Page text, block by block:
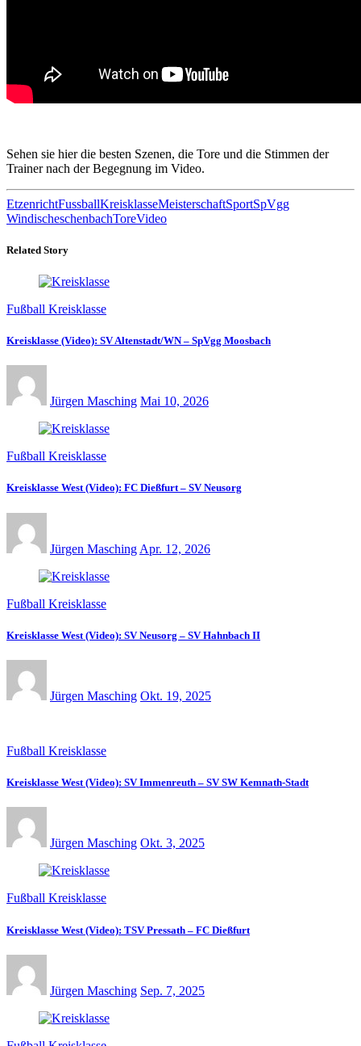
Sehen sie hier die besten Szenen, die Tore und die Stimmen der
Trainer nach der Begegnung im Video.
EtzenrichtFussballKreisklasseMeisterschaftSportSpVgg
WindischeschenbachToreVideo
Related Story
Fußball Kreisklasse
Kreisklasse (Video): SV Altenstadt/WN – SpVgg Moosbach
Jürgen Masching Mai 10, 2026
Fußball Kreisklasse
Kreisklasse West (Video): FC Dießfurt – SV Neusorg
Jürgen Masching Apr. 12, 2026
Fußball Kreisklasse
Kreisklasse West (Video): SV Neusorg – SV Hahnbach II
Jürgen Masching Okt. 19, 2025
Fußball Kreisklasse
Kreisklasse West (Video): SV Immenreuth – SV SW Kemnath-Stadt
Jürgen Masching Okt. 3, 2025
Fußball Kreisklasse
Kreisklasse West (Video): TSV Pressath – FC Dießfurt
Jürgen Masching Sep. 7, 2025